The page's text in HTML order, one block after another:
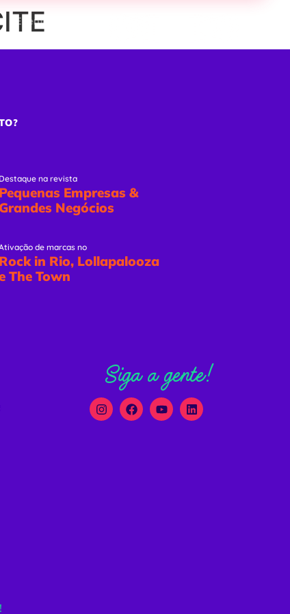
Eventos Online
Destaque na revista
Pequenas Empresas &
Grandes Negócios
de marcas no
Rock in Rio, Lollapalooza
The Town
Siga a gente!